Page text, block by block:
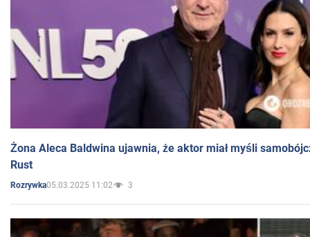
Żona Aleca Baldwina ujawnia, że aktor miał myśli
Rust
Rozrywka05.03.2025 11:02 3